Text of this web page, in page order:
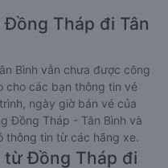
Tháp đi Tân
Bình vẫn chưa được công
cho các bạn thông tin vé
ngày giờ bán vé của
Đồng Tháp - Tân Bình và
thông tin từ các hãng xe.
từ Đồng Tháp đi